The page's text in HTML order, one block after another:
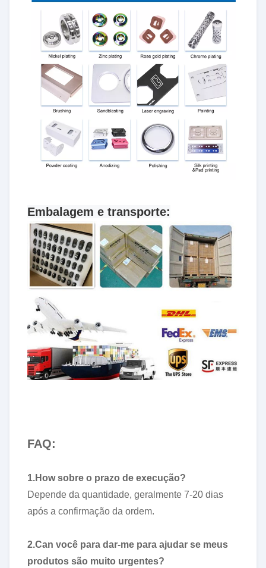
Embalagem e transporte:
FAQ:
1.How sobre o prazo de execução?
Depende da quantidade, geralmente 7-20 dias
após a confirmação da ordem.
2.Can você para dar-me para ajudar se meus
produtos são muito urgentes?